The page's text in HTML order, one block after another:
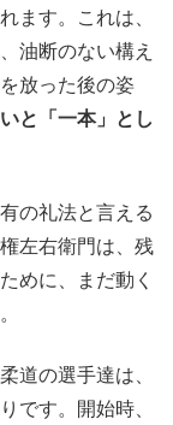
ます。これは、
油断のない構え
放った後の姿
と「一本」とし
の礼法と言える
左右衛門は、残
めに、まだ動く
道の選手達は、
です。開始時、